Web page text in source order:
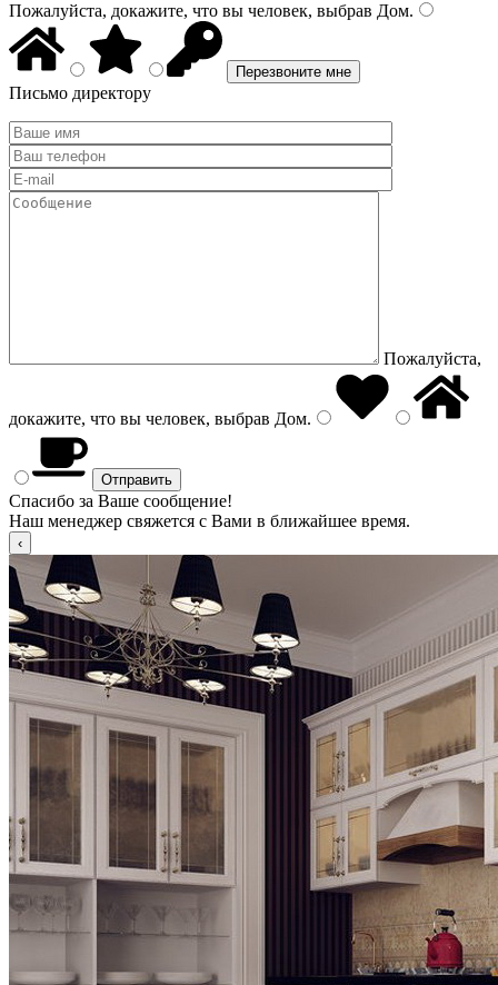
Пожалуйста, докажите, что вы человек, выбрав Дом.
Письмо директору
Пожалуйста,
докажите, что вы человек, выбрав Дом.
Спасибо за Ваше сообщение!
Наш менеджер свяжется с Вами в ближайшее время.